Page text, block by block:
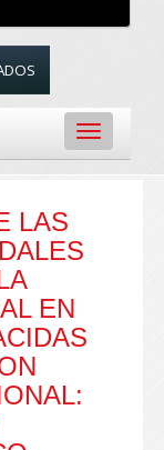
Toggle
navigation
LAS
EN